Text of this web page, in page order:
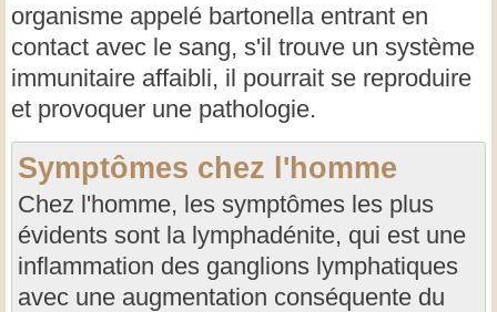
organisme appelé bartonella entrant en
contact avec le sang, s'il trouve un système
immunitaire affaibli, il pourrait se reproduire
et provoquer une pathologie.
Symptômes chez l'homme
Chez l'homme, les symptômes les plus
évidents sont la lymphadénite, qui est une
inflammation des ganglions lymphatiques
avec une augmentation conséquente du